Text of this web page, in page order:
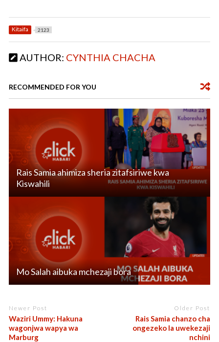
e
b
o
o
itt
er
ai at
A
p
ar
Kitaifa 2123
AUTHOR: CYNTHIA CHACHA
RECOMMENDED FOR YOU
Rais Samia ahimiza sheria zitafsiriwe kwa
Kiswahili
Mo Salah aibuka mchezaji bora
Newer Post
Waziri Ummy: Hakuna
wagonjwa wapya wa
Marburg
Older Post
Rais Samia chanzo cha
ongezeko la uwekezaji
nchini